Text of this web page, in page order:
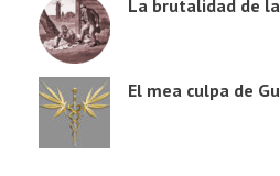
La brutalidad de
El mea culpa de